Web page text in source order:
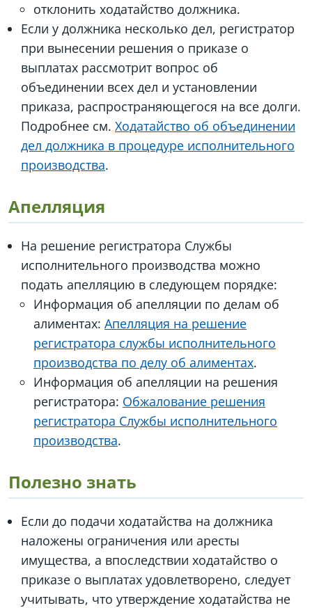
отклонить ходатайство должника.
Если у должника несколько дел, регистратор
при вынесении решения о приказе о
выплатах рассмотрит вопрос об
объединении всех дел и установлении
приказа, распространяющегося на все долги.
Подробнее см. Ходатайство об объединении
дел должника в процедуре исполнительного
производства.
Апелляция
На решение регистратора Службы
исполнительного производства можно
подать апелляцию в следующем порядке:
Информация об апелляции по делам об
алиментах: Апелляция на решение
регистратора службы исполнительного
производства по делу об алиментах.
Информация об апелляции на решения
регистратора: Обжалование решения
регистратора Службы исполнительного
производства.
Полезно знать
Если до подачи ходатайства на должника
наложены ограничения или аресты
имущества, а впоследствии ходатайство о
приказе о выплатах удовлетворено, следует
учитывать, что утверждение ходатайства не